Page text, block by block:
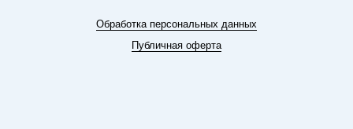
Обработка персональных данных
Публичная оферта